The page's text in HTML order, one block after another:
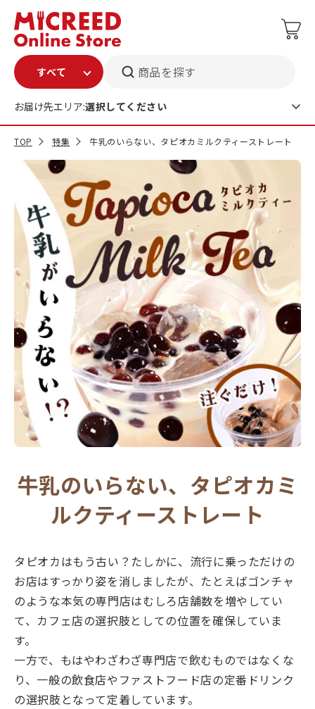
商品を探す
お届け先エリア:選択してください
TOP 特集 牛乳のいらない、タピオカミルクティーストレート
牛乳のいらない、タピオカミ
ルクティーストレート
タピオカはもう古い？たしかに、流行に乗っただけの
お店はすっかり姿を消しましたが、たとえばゴンチャ
のような本気の専門店はむしろ店舗数を増やしてい
て、カフェ店の選択肢としての位置を確保していま
す。
一方で、もはやわざわざ専門店で飲むものではなくな
り、一般の飲食店やファストフード店の定番ドリンク
の選択肢となって定着しています。